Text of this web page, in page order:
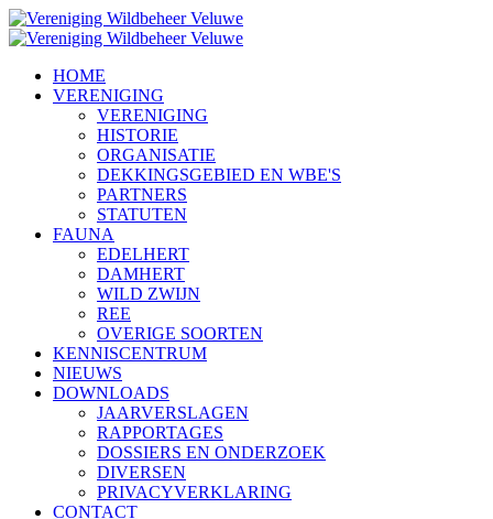
HOME
VERENIGING
VERENIGING
HISTORIE
ORGANISATIE
DEKKINGSGEBIED EN WBE'S
PARTNERS
STATUTEN
FAUNA
EDELHERT
DAMHERT
WILD ZWIJN
REE
OVERIGE SOORTEN
KENNISCENTRUM
NIEUWS
DOWNLOADS
JAARVERSLAGEN
RAPPORTAGES
DOSSIERS EN ONDERZOEK
DIVERSEN
PRIVACYVERKLARING
CONTACT